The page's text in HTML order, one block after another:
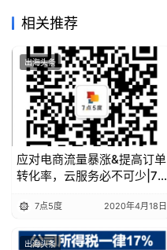
相关推荐
出海头条
应对电商流量暴涨&提高订单
转化率，云服务必不可少|7
7点5度 2020年4月18日
出海头条